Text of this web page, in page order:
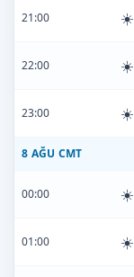
21:00 ☀️
22:00 ☀️
23:00 ☀️
8 AĞU CMT
00:00 ☀️
01:00 ☀️